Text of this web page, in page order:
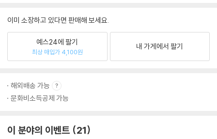
이미 소장하고 있다면 판매해 보세요.
예스24에 팔기
최상 매입가 4,100원
내 가게에서 팔기
해외배송 가능
문화비소득공제 가능
이 분야의 이벤트 21